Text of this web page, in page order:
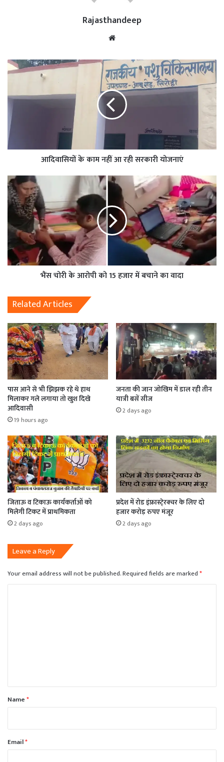
Rajasthandeep
आदिवासियों के काम नहीं आ रही सरकारी योजनाएं
भैंस चोरी के आरोपी को 15 हजार में बचाने का वादा
Related Articles
पास आने से भी झिझक रहे थे हाथ
मिलाकर गले लगाया तो खुश दिखे
आदिवासी
19 hours ago
जनता की जान जोखिम में डाल रही तीन
यात्री बसें सीज
2 days ago
जिताऊ व टिकाऊ कार्यकर्ताओं को
मिलेगी टिकट में प्राथमिकता
2 days ago
प्रदेश में रोड इंफ्रास्टे्रक्चर के लिए दो
हजार करोड़ रुपए मंजूर
2 days ago
Leave a Reply
Your email address will not be published.Required fields are marked*
*Name*
Email*